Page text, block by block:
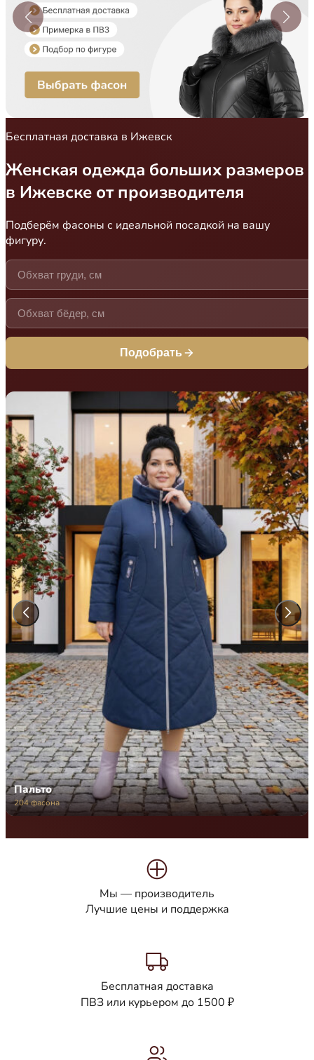
Бесплатная доставка в Ижевск
Женская одежда больших размеров
в Ижевске от производителя
Подберём фасоны с идеальной посадкой на вашу
фигуру.
Подобрать
Пальто
204 фасона
Мы — производитель
Лучшие цены и поддержка
Бесплатная доставка
ПВЗ или курьером до 1500 ₽